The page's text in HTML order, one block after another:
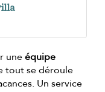
uneéquipe
tout se déroule
Un service